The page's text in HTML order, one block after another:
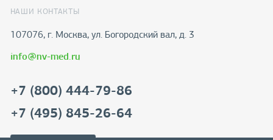
НАШИ КОНТАКТЫ
107076, г. Москва, ул. Богородский вал, д. 3
info@nv-med.ru
+7 (800) 444-79-86
+7 (495) 845-26-64